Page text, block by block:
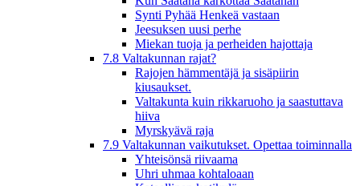
Synti Pyhää Henkeä vastaan
Jeesuksen uusi perhe
Miekan tuoja ja perheiden hajottaja
7.8 Valtakunnan rajat?
Rajojen hämmentäjä ja sisäpiirin
kiusaukset.
Valtakunta kuin rikkaruoho ja saastuttava
hiiva
Myrskyävä raja
7.9 Valtakunnan vaikutukset. Opettaa toiminnalla
Yhteisönsä riivaama
Uhri uhmaa kohtaloaan